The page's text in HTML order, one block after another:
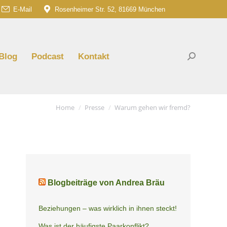
E-Mail Rosenheimer Str. 52, 81669 München
Podcast Kontakt Search:
You are here:
Home Presse Warum gehen wir fremd?
Blogbeiträge von Andrea Bräu
Beziehungen – was wirklich in ihnen steckt!